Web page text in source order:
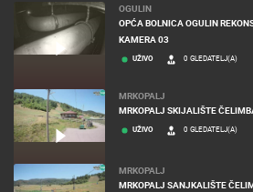
OGULIN
OPĆA BOLNICA OGULIN
KAMERA 03
UŽIVO 0 GLEDATELJ(A)
MRKOPALJ
MRKOPALJ SKIJALIŠTE
UŽIVO 0 GLEDATELJ(A)
MRKOPALJ
MRKOPALJ SANJKALIŠTE